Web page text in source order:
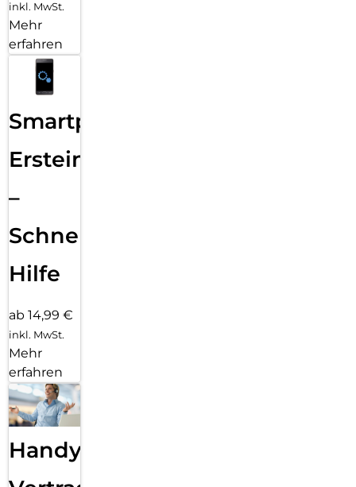
inkl. MwSt.
Mehr
erfahren
Smartphone
Ersteinrichtung
–
Schnelle
Hilfe
ab 14,99 €
inkl. MwSt.
Mehr
erfahren
Handy